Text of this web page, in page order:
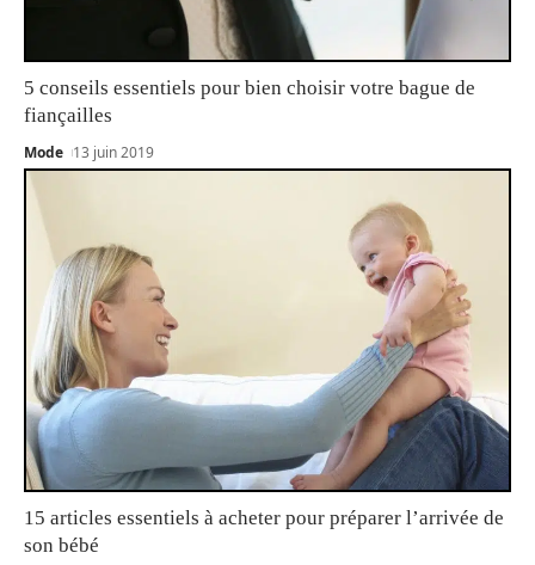
5 conseils essentiels pour bien choisir votre bague de
fiançailles
Mode 13 juin 2019
15 articles essentiels à acheter pour préparer l’arrivée de
son bébé